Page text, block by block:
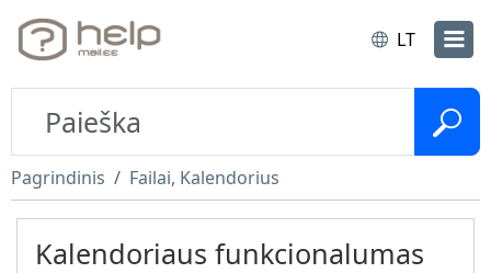
LT
Pagrindinis Failai, Kalendorius
Kalendoriaus funkcionalumas